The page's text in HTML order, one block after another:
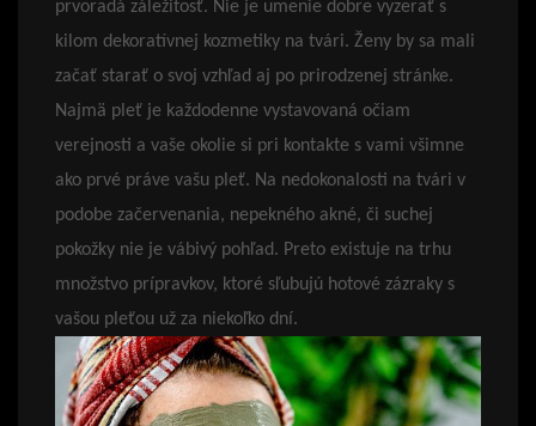
prvoradá záležitosť. Nie je umenie dobre vyzerať s
kilom dekoratívnej kozmetiky na tvári. Ženy by sa mali
začať starať o svoj vzhľad aj po prirodzenej stránke.
Najmä pleť je každodenne vystavovaná očiam
verejnosti a vaše okolie si pri kontakte s vami všimne
ako prvé práve vašu pleť. Na nedokonalosti na tvári v
podobe začervenania, nepekného akné, či suchej
pokožky nie je vábivý pohľad. Preto existuje na trhu
množstvo prípravkov, ktoré sľubujú hotové zázraky s
vašou pleťou už za niekoľko dní.